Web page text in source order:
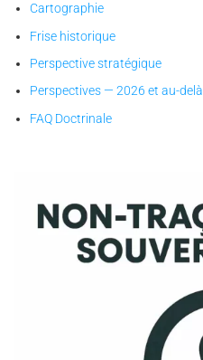
Cartographie
Frise historique
Perspective stratégique
Perspectives — 2026 et au-delà
FAQ Doctrinale